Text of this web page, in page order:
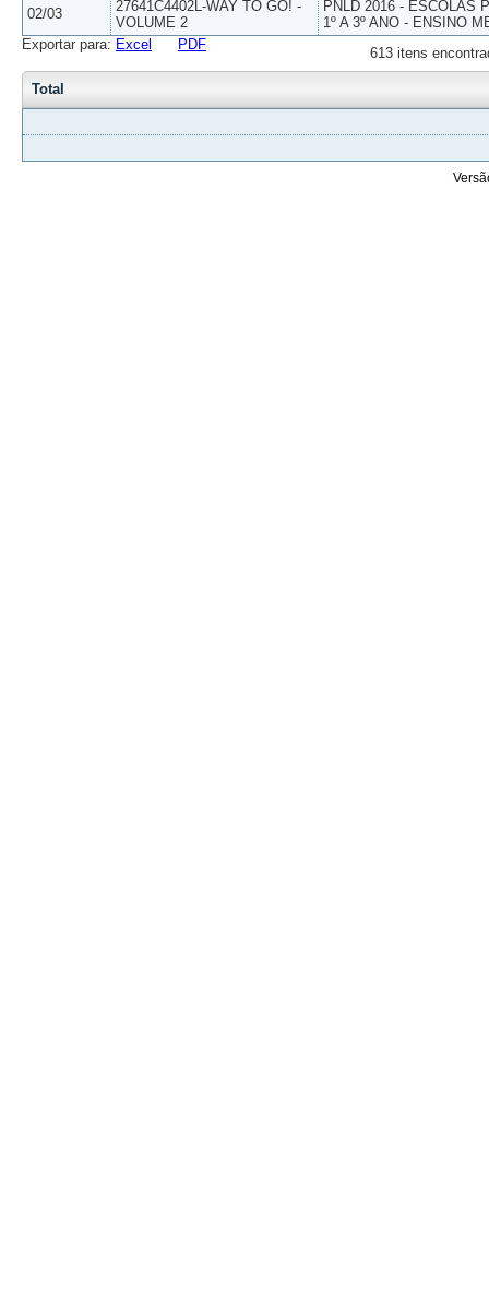
02/03
27641C4402L-WAY TO GO! -
VOLUME 2
PNLD 2016 - ESCOLAS
1º A 3º ANO - ENSINO
613 itens
Exportar para: Excel PDF
Total